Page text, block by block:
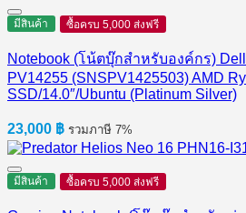
มีสินค้า ซื้อครบ 5,000 ส่งฟรี
Notebook (โน้ตบุ๊กสำหรับองค์กร) Dell
PV14255 (SNSPV1425503) AMD
SSD/14.0″/Ubuntu (Platinum Silver)
23,000 ฿ รวมภาษี 7%
มีสินค้า ซื้อครบ 5,000 ส่งฟรี